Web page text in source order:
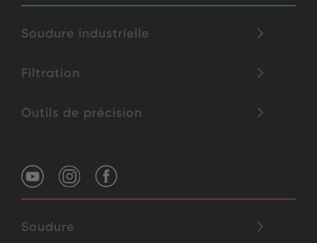
Soudure industrielle
Filtration
Outils de précision
Soudure